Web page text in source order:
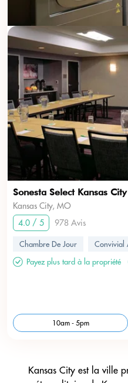
Sonesta Select Kansas
Kansas City, MO
4.0 / 5
978 Avis
Chambre De Jour
Convivial
Payez plus tard à la propriété
10am - 5pm
Kansas City est la ville